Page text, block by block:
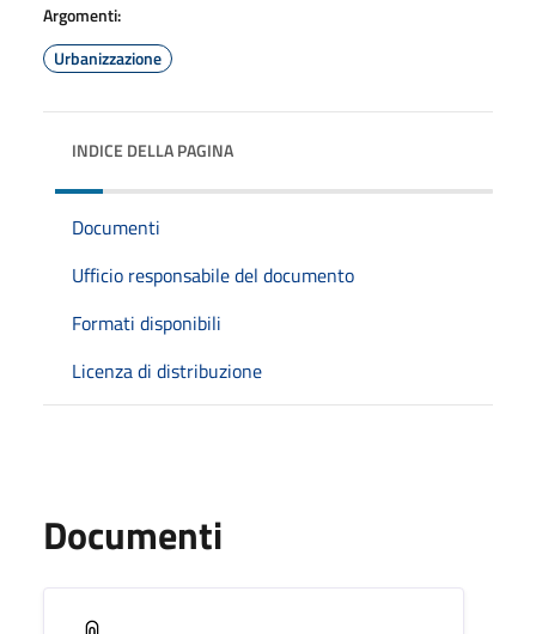
Argomenti:
Urbanizzazione
INDICE DELLA PAGINA
Documenti
Ufficio responsabile del documento
Formati disponibili
Licenza di distribuzione
Documenti